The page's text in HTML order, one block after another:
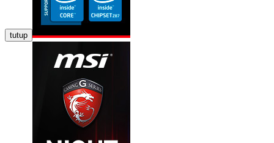
tutup